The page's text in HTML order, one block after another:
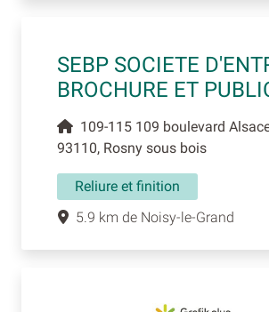
SEBP SOCIETE
BROCHURE ET
109-115 109 boulevard
93110, Rosny sous bois
Reliure et finition
5.9 km de Noisy-le-Grand